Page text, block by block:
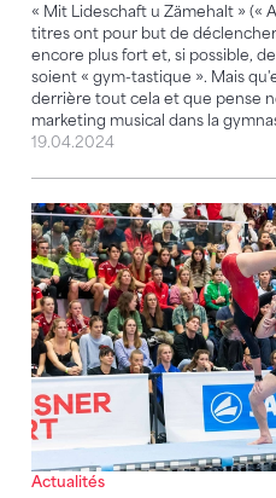
« Mit Lideschaft u Zämehalt » («
titres ont pour but de
encore plus fort et, si possible,
soient « gym-tastique ». Mais
derrière tout cela et que pense
marketing musical dans la
19.04.2024
Actualités
Kellenberger / Oettli